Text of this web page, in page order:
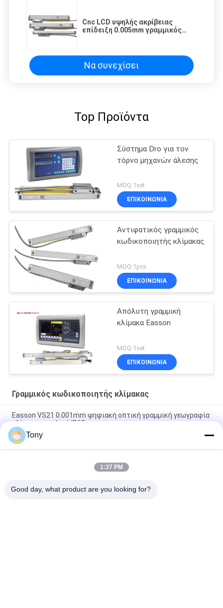
Cnc LCD υψηλής ακρίβειας
επίδειξη 0.005mm γραμμικός
Να συνεχίσει
Top Προϊόντα
Σύστημα Dro για τον
τόρνο μηχανών άλεσης
MOQ:1set
ΕΠΙΚΟΙΝΩΝΙΑ
Αντιφατικός γραμμικός
κωδικοποιητής κλίμακας
MOQ:1pcs
ΕΠΙΚΟΙΝΩΝΙΑ
Απόλυτη γραμμική
κλίμακα Easson
MOQ:1set
ΕΠΙΚΟΙΝΩΝΙΑ
Γραμμικός κωδικοποιητής κλίμακας
Easson VS21 0.001mm ψηφιακή οπτική γραμμική γεωγραφία
κλίμακας γυαλιού IP65
2 απόλυτος επαυξητικός γραμμικός κωδικοποιητής τόρνου
μηχανών άλεσης 3 άξονα
Γραμμικός κωδικοποιητής κλίμακας λέιζερ για Cnc τον τόρνο
Tony
1:37 PM
Good day, what product are you looking for?